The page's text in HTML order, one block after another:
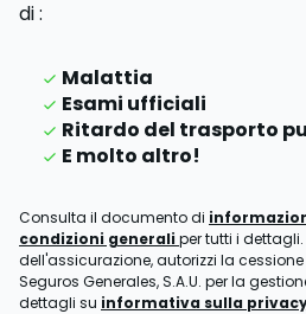
di:
Malattia
Esami ufficiali
Ritardo del trasporto
E molto altro!
Consulta il documento di
condizioni generali per tutti i
dell'assicurazione, autorizzi la
Seguros Generales, S.A.U. per la
dettagli su informativa sulla